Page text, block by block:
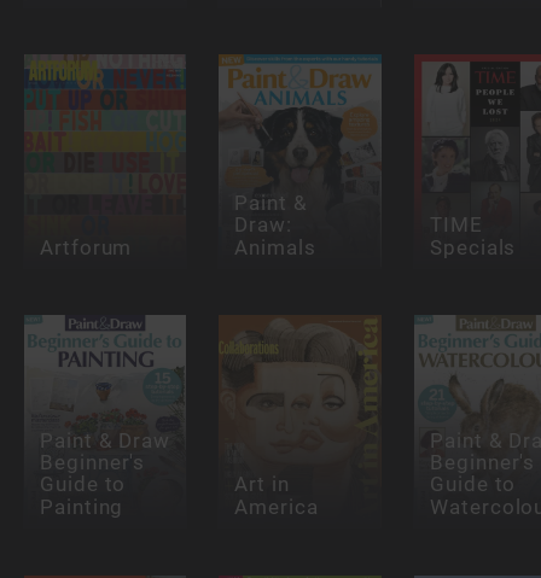
Artforum
Paint &
Draw:
Animals
TIME
Specials
Paint & Draw
Beginner's
Guide to
Painting
Art in
America
Paint &
Beginner's
Guide to